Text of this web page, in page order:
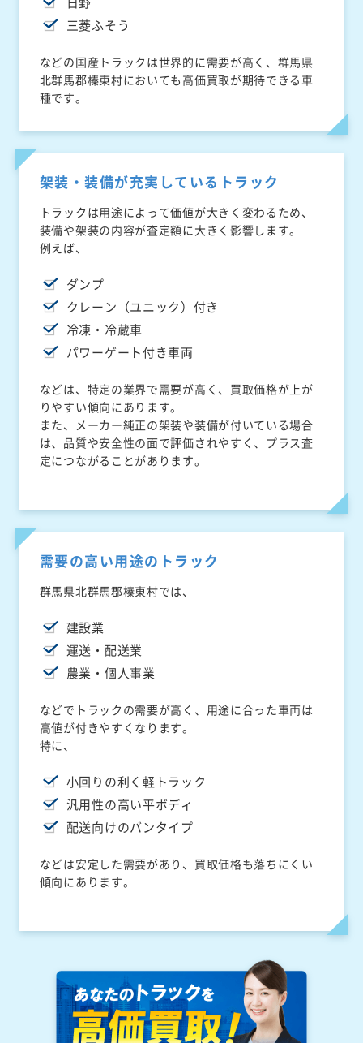
三菱ふそう
などの国産トラックは世界的に需要が高く、群馬県
北群馬郡榛東村においても高価買取が期待できる車
種です。
架装・装備が充実しているトラック
トラックは用途によって価値が大きく変わるため、
装備や架装の内容が査定額に大きく影響します。
例えば、
ダンプ
クレーン（ユニック）付き
冷凍・冷蔵車
パワーゲート付き車両
などは、特定の業界で需要が高く、買取価格が上が
りやすい傾向にあります。
また、メーカー純正の架装や装備が付いている場合
は、品質や安全性の面で評価されやすく、プラス査
定につながることがあります。
需要の高い用途のトラック
群馬県北群馬郡榛東村では、
建設業
運送・配送業
農業・個人事業
などでトラックの需要が高く、用途に合った車両は
高値が付きやすくなります。
特に、
小回りの利く軽トラック
汎用性の高い平ボディ
配送向けのバンタイプ
などは安定した需要があり、買取価格も落ちにくい
傾向にあります。